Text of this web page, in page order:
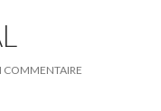
COMMENTAIRE